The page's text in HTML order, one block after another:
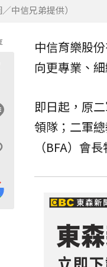
中信兄弟提供）
中信育樂股
向更專業、
即日起，原
領隊 ；二軍
（BFA）會